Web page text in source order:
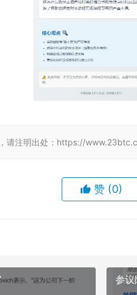
请注明出处：https://
赞 (0)
参议